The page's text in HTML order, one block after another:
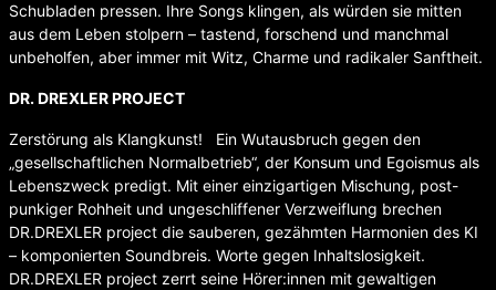
Schubladen pressen. Ihre Songs klingen, als würden sie mitten
aus dem Leben stolpern – tastend, forschend und manchmal
unbeholfen, aber immer mit Witz, Charme und radikaler Sanftheit.
DR. DREXLER PROJECT
Zerstörung als Klangkunst! Ein Wutausbruch gegen den
„gesellschaftlichen Normalbetrieb“, der Konsum und Egoismus als
Lebenszweck predigt. Mit einer einzigartigen Mischung, post-
punkiger Rohheit und ungeschliffener Verzweiflung brechen
DR.DREXLER project die sauberen, gezähmten Harmonien des KI
– komponierten Soundbreis. Worte gegen Inhaltslosigkeit.
DR.DREXLER project zerrt seine Hörer:innen mit gewaltigen